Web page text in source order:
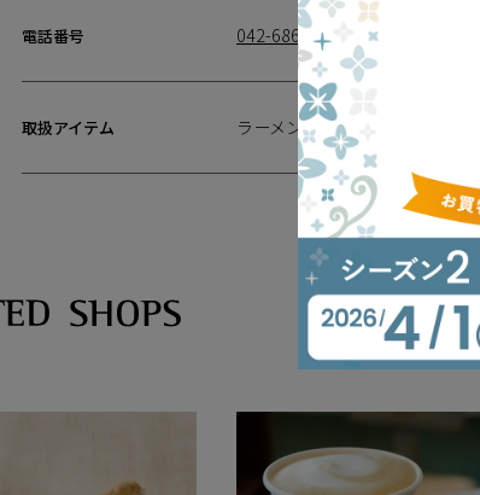
電話番号 042-686-3416
取扱アイテム ラーメン